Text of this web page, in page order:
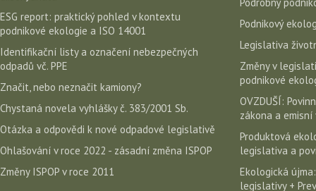
ESG report: praktický pohled v kontextu
podnikové ekologie a ISO 14001
Identifikační listy a označení nebezpečných
odpadů vč. PPE
Značit, nebo neznačit kamiony?
Chystaná novela vyhlášky č. 383/2001 Sb.
Otázka a odpovědi k nové odpadové legislativě
Ohlašování v roce 2022 - zásadní změna ISPOP
Změny ISPOP v roce 2011
Podnikový
Legislativa
Změny v
podnikové
OVZDUŠÍ:
zákona a emisní
Produktová
legislativa a
Ekologická
legislativy +